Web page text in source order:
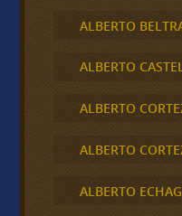
ALBERTO
ALBERTO
ALBERTO
ALBERTO
ALBERTO